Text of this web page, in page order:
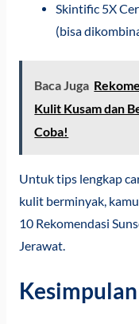
Skintific 5X
(bisa
Baca Juga
Kulit Kusam dan
Coba!
Untuk tips lengkap
kulit berminyak,
10 Rekomendasi
Jerawat.
Kesimpulan